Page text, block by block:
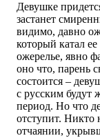
Девушке
застанет
видимо, давно
который катал
ожерелье, явно
оно что, парень
состоится –
с русским будут
период. Но что
отступит. Никто
отчаянии,